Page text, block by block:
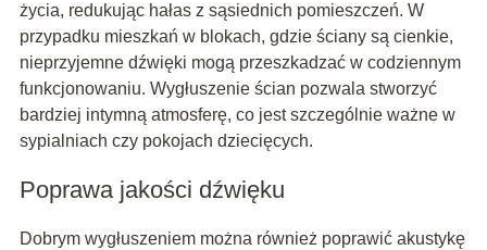
życia, redukując hałas z sąsiednich pomieszczeń. W
przypadku mieszkań w blokach, gdzie ściany są cienkie,
nieprzyjemne dźwięki mogą przeszkadzać w codziennym
funkcjonowaniu. Wygłuszenie ścian pozwala stworzyć
bardziej intymną atmosferę, co jest szczególnie ważne w
sypialniach czy pokojach dziecięcych.
Poprawa jakości dźwięku
Dobrym wygłuszeniem można również poprawić akustykę